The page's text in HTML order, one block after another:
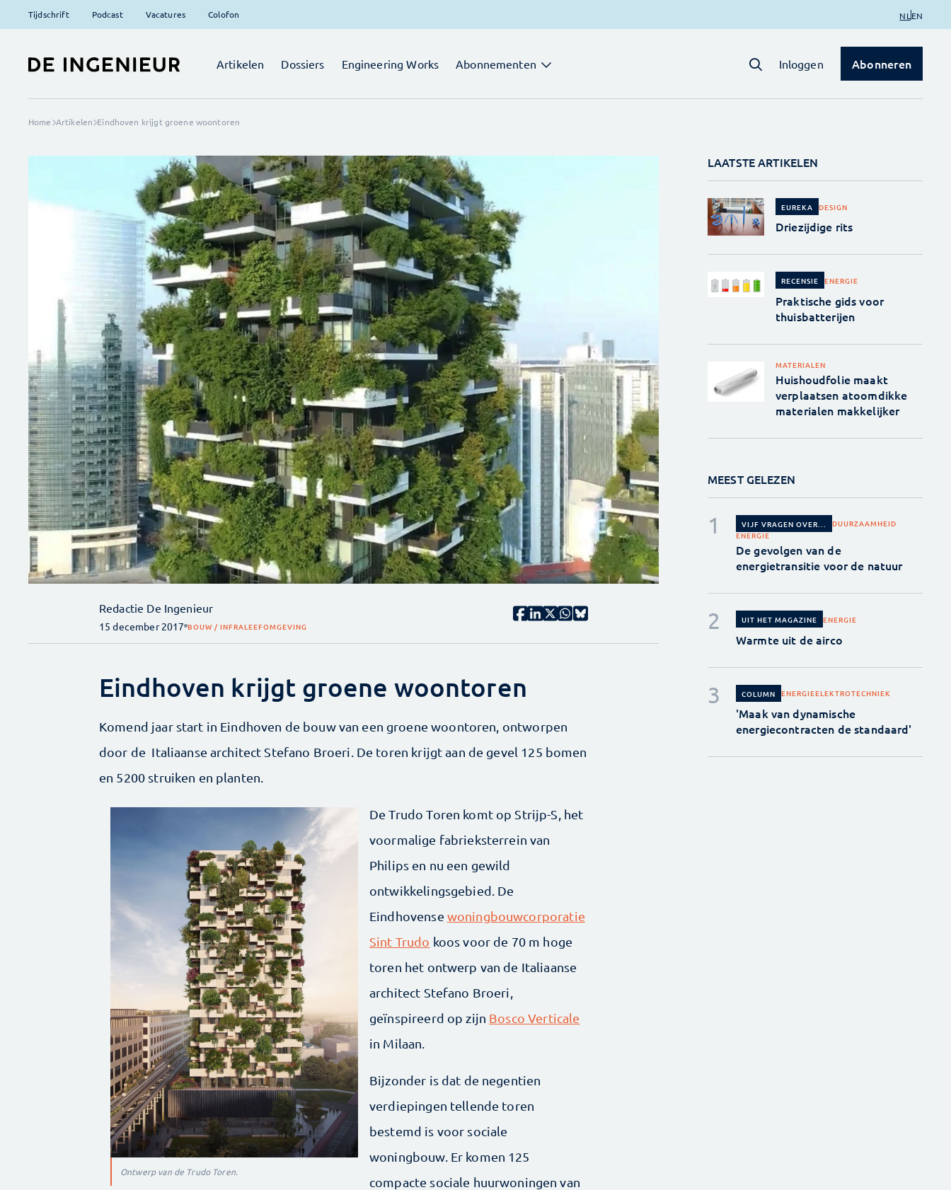
Tijdschrift Podcast Vacatures Colofon NL EN
Artikelen Dossiers Engineering Works Abonnementen Inloggen Abonneren
Home Artikelen Eindhoven krijgt groene woontoren
Redactie De Ingenieur
15 december 2017 BOUW / INFRALEEFOMGEVING
Eindhoven krijgt groene woontoren
Komend jaar start in Eindhoven de bouw van een groene woontoren, ontworpen
door de Italiaanse architect Stefano Broeri. De toren krijgt aan de gevel 125 bomen
en 5200 struiken en planten.
Ontwerp van de Trudo Toren.
De Trudo Toren komt op Strijp-S, het
voormalige fabrieksterrein van
Philips en nu een gewild
ontwikkelingsgebied. De
Eindhovense woningbouwcorporatie
Sint Trudo koos voor de 70 m hoge
toren het ontwerp van de Italiaanse
architect Stefano Broeri,
geïnspireerd op zijn Bosco Verticale
in Milaan.
Bijzonder is dat de negentien
verdiepingen tellende toren
bestemd is voor sociale
woningbouw. Er komen 125
compacte sociale huurwoningen van
LAATSTE ARTIKELEN
EUREKA DESIGN
Driezijdige rits
RECENSIE ENERGIE
Praktische gids voor
thuisbatterijen
MATERIALEN
Huishoudfolie maakt
verplaatsen atoomdikke
materialen makkelijker
MEEST GELEZEN
VIJF VRAGEN OVER...
DUURZAAMHEID
ENERGIE
De gevolgen van de
energietransitie voor de natuur
UIT HET MAGAZINE ENERGIE
Warmte uit de airco
COLUMN ENERGIEELEKTROTECHNIEK
'Maak van dynamische
energiecontracten de standaard'